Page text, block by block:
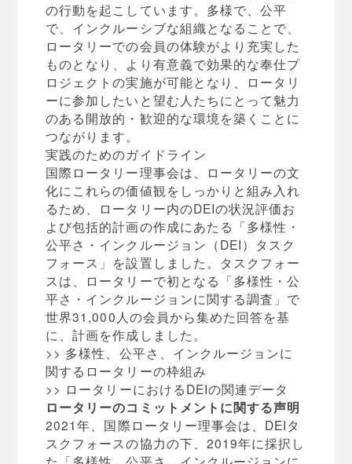
の行動を起こしています。多様で、公平
で、インクルーシブな組織となることで、
ロータリーでの会員の体験がより充実した
ものとなり、より有意義で効果的な奉仕プ
ロジェクトの実施が可能となり、ロータリ
ーに参加したいと望む人たちにとって魅力
のある開放的・歓迎的な環境を築くことに
つながります。
実践のためのガイドライン
国際ロータリー理事会は、ロータリーの文
化にこれらの価値観をしっかりと組み入れ
るため、ロータリー内のDEIの状況評価お
よび包括的計画の作成にあたる「多様性・
公平さ・インクルージョン（DEI）タスク
フォース」を設置しました。タスクフォー
スは、ロータリーで初となる「多様性・公
平さ・インクルージョンに関する調査」で
世界31,000人の会員から集めた回答を基
に、計画を作成しました。
>> 多様性、公平さ、インクルージョンに
関するロータリーの枠組み
>> ロータリーにおけるDEIの関連データ
ロータリーのコミットメントに関する声明
2021年、国際ロータリー理事会は、DEIタ
スクフォースの協力の下、2019年に採択し